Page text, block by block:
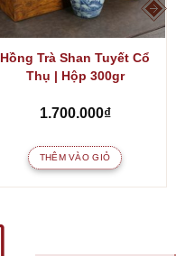
Hồng Trà Shan Tuyết Cổ
Thụ | Hộp 300gr
1.700.000₫
THÊM VÀO GIỎ